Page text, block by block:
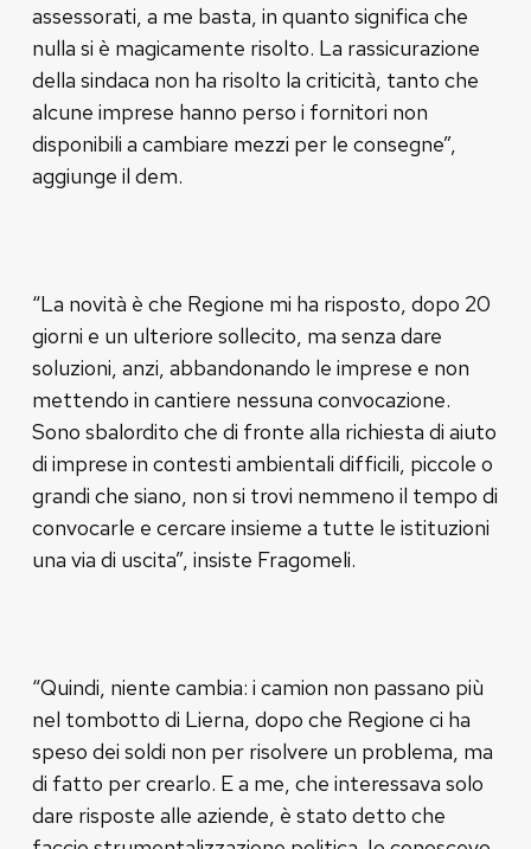
assessorati, a me basta, in quanto significa che
nulla si è magicamente risolto. La rassicurazione
della sindaca non ha risolto la criticità, tanto che
alcune imprese hanno perso i fornitori non
disponibili a cambiare mezzi per le consegne”,
aggiunge il dem.
“La novità è che Regione mi ha risposto, dopo 20
giorni e un ulteriore sollecito, ma senza dare
soluzioni, anzi, abbandonando le imprese e non
mettendo in cantiere nessuna convocazione.
Sono sbalordito che di fronte alla richiesta di aiuto
di imprese in contesti ambientali difficili, piccole o
grandi che siano, non si trovi nemmeno il tempo di
convocarle e cercare insieme a tutte le istituzioni
una via di uscita”, insiste Fragomeli.
“Quindi, niente cambia: i camion non passano più
nel tombotto di Lierna, dopo che Regione ci ha
speso dei soldi non per risolvere un problema, ma
di fatto per crearlo. E a me, che interessava solo
dare risposte alle aziende, è stato detto che